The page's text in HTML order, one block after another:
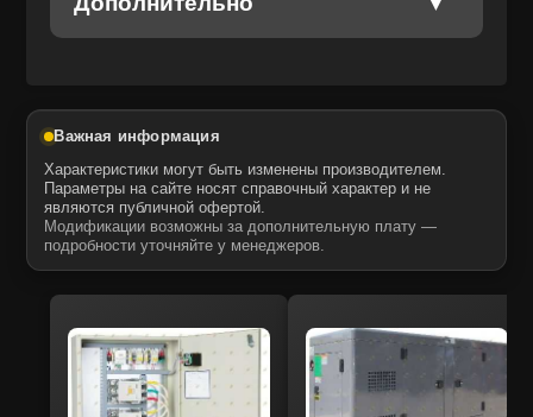
Важная информация
Характеристики могут быть изменены производителем.
Параметры на сайте носят справочный характер и не
являются публичной офертой.
Модификации возможны за дополнительную плату —
подробности уточняйте у менеджеров.